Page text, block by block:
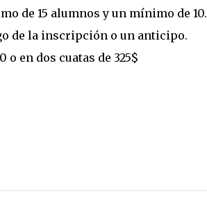
de 15 alumnos y un mínimo de 10.
de la inscripción o un anticipo.
en dos cuatas de 325$